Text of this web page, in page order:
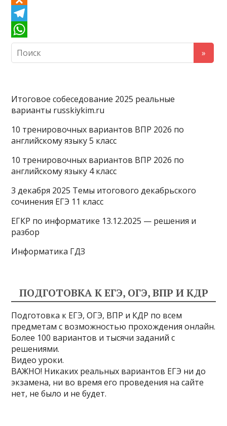
K
O
d
n
o
l
a
s
s
n
i
k
i
T
e
l
g
r
a
m
W
h
t
s
A
p
p
Итоговое собеседование 2025 реальные
варианты russkiykim.ru
10 тренировочных вариантов ВПР 2026 по
английскому языку 5 класс
10 тренировочных вариантов ВПР 2026 по
английскому языку 4 класс
3 декабря 2025 Темы итогового декабрьского
сочинения ЕГЭ 11 класс
ЕГКР по информатике 13.12.2025 — решения и
разбор
Информатика ГДЗ
ПОДГОТОВКА К ЕГЭ, ОГЭ, ВПР И КДР
Подготовка к ЕГЭ, ОГЭ, ВПР и КДР по всем
предметам с возможностью прохождения онлайн.
Более 100 вариантов и тысячи заданий с
решениями.
Видео уроки.
ВАЖНО! Никаких реальных вариантов ЕГЭ ни до
экзамена, ни во время его проведения на сайте
нет, не было и не будет.